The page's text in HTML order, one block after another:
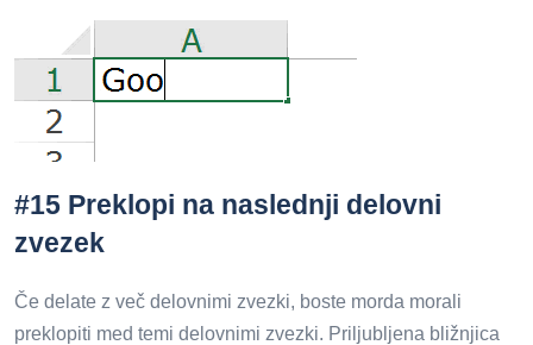
#15 Preklopi na naslednji delovni
zvezek
Če delate z več delovnimi zvezki, boste morda morali
preklopiti med temi delovnimi zvezki. Priljubljena bližnjica